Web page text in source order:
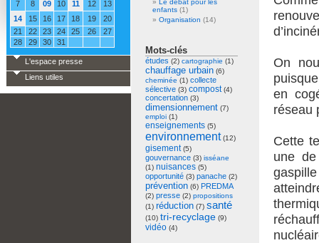
7
8 09 10 11 12
13
14
15 16 17 18 19
20
21
22 23 24 25 26
27
28
29 30 31
L'espace presse
Liens utiles
Le débat pour les
enfants (1)
Organisation (14)
Mots-clés
études (2) cartographie (1)
chauffage urbain (6)
cheminée (1) collecte
sélective (3) compost(4)
concertation (3)
dimensionnement (7)
emploi (1)
enseignements (5)
environnement (12)
gisement(5)
gouvernance (3) isséane
(1) nuisances (5)
opportunité (3) panache (2)
prévention (6) PREDMA
(2) presse (2) propositions
(1) réduction (7) santé
(10) tri-recyclage (9)
vidéo (4)
On
en
réseau
Cette
une